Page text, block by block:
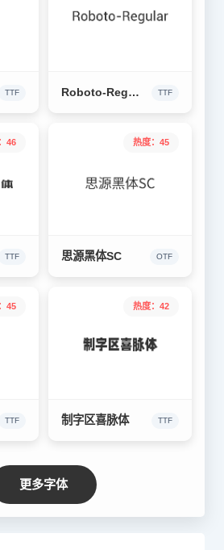
TTF Roboto-Regular TTF
46
TTF
热度：45
思源黑体SC OTF
45
TTF
热度：42
制字区喜脉体 TTF
更多字体